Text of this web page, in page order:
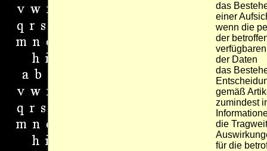
das
einer
wenn die
der
der Daten
das
gemäß
zumindest
die
für die